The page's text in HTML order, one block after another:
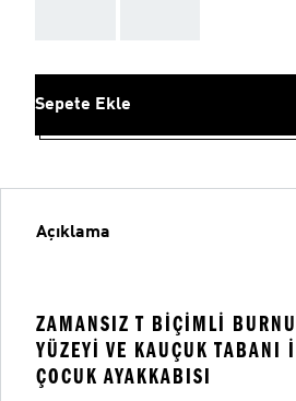
Sepete Ekle
Açıklama
ZAMANSIZ T BIÇIMLI
YÜZEYI VE KAUÇUK TABANI
ÇOCUK AYAKKABISI